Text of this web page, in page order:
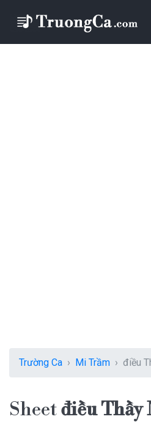
Trường Ca Mi Trầm điều
Sheetđiều Thầy